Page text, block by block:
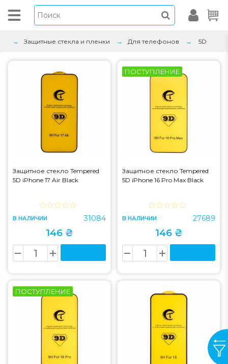
Защитные стекла и пленки Для телефонов 5D
Защитное стекло Tempered
5D iPhone 17 Air Black
В НАЛИЧИИ 31084
146 ₴
ПОСТУПЛЕНИЕ
Защитное стекло Tempered
5D iPhone 16 Pro Max Black
В НАЛИЧИИ 27689
146 ₴
ПОСТУПЛЕНИЕ